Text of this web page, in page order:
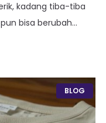
kadang tiba-tiba
bisa berubah
tersendiri. Salah
Combed: Adem
BLOG